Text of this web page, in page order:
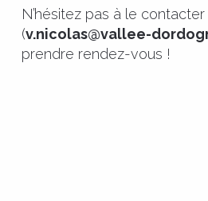
N’hésitez pas à le contacter
(v.nicolas@vallee-
prendre rendez-vous !